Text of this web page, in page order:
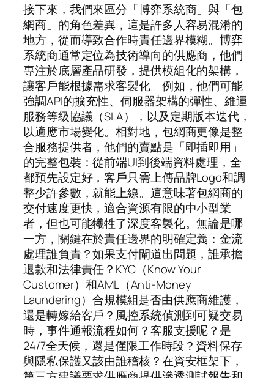
接下來，我們來區分「博弈系統商」與「包
網商」的角色差異，這是許多人容易混淆的
地方，從而導致合作時責任邊界模糊。博弈
系統商通常定位為技術導向的供應商，他們
專注於底層產品研發，提供模組化的架構，
讓客戶能根據需求客製化。例如，他們可能
強調API的擴充性、伺服器架構的彈性、維運
服務等級協議（SLA），以及定期版本迭代，
以適應市場變化。相對地，包網商更像是整
合服務提供者，他們的賣點是「即插即用」
的完整包裝：從前端UI到後端資料處理，全
都預先設定好，客戶只需上傳品牌Logo和調
整少許參數，就能上線。這意味著包網商的
交付速度更快，適合資源有限的中小型業
者，但也可能犧牲了深度客製化。無論是哪
一方，關鍵在於責任邊界的明確定義：金流
處理誰負責？如果支付閘道出問題，誰承擔
退款和法律責任？KYC（Know Your
Customer）和AML（Anti-Money
Laundering）合規模組是否由供應商維護，
還是轉嫁給客戶？風控系統偵測到可疑交易
時，事件通報流程如何？客服支援呢？是
24/7全天候，還是僅限工作時段？資料保存
與隱私保護又該由誰稽核？在資安框架下，